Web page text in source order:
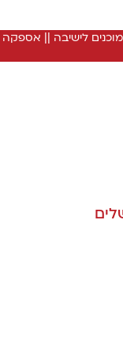
לישיבה || אספקה